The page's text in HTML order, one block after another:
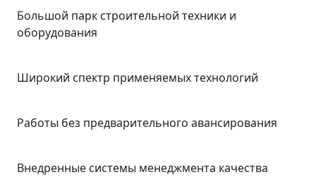
Большой парк строительной техники и
оборудования
Широкий спектр применяемых технологий
Работы без предварительного авансирования
Внедренные системы менеджмента качества